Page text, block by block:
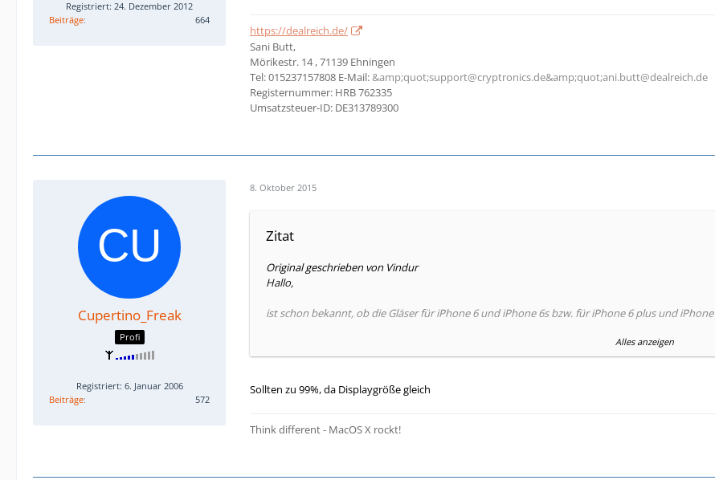
Registriert: 24. Dezember 2012
Beiträge
664
https://dealreich.de/
Sani Butt,
Mörikestr. 14 , 71139 Ehningen
Tel: 015237157808 E-Mail:&amp;quot;support@cryptronics.de&amp;quot;ani.butt@dealreich.de
Registernummer: HRB 762335
Umsatzsteuer-ID: DE313789300
Cupertino_Freak
Profi
Registriert: 6. Januar 2006
Beiträge
572
8. Oktober 2015
Zitat
Original geschrieben von Vindur
Hallo,
ist schon bekannt, ob die Gläser für iPhone 6 und iPhone 6s bzw. für iPhone 6 plus und
Alles anzeigen
Sollten zu 99%, da Displaygröße gleich
Think different - MacOS X rockt!